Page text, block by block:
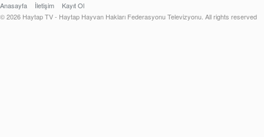
Anasayfa İletişim
Kayıt Ol
© 2026 Haytap TV - Haytap Hayvan Hakları Federasyonu Televizyonu. All rights reserved